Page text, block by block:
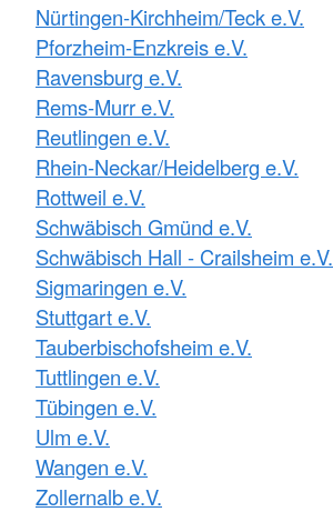
Nürtingen-Kirchheim/Teck e.V.
Pforzheim-Enzkreis e.V.
Ravensburg e.V.
Rems-Murr e.V.
Reutlingen e.V.
Rhein-Neckar/Heidelberg e.V.
Rottweil e.V.
Schwäbisch Gmünd e.V.
Schwäbisch Hall - Crailsheim e.V.
Sigmaringen e.V.
Stuttgart e.V.
Tauberbischofsheim e.V.
Tuttlingen e.V.
Tübingen e.V.
Ulm e.V.
Wangen e.V.
Zollernalb e.V.